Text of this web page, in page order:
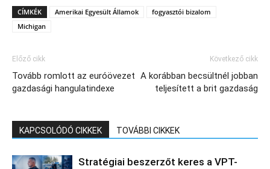
CÍMKÉK Amerikai Egyesült Államok
fogyasztói bizalom
Michigan
Előző cikk
Tovább romlott az euróövezet
gazdasági hangulatindexe
Következő cikk
A korábban becsültnél jobban
teljesített a brit gazdaság
KAPCSOLÓDÓ CIKKEK TOVÁBBI CIKKEK
Stratégiai beszerzőt keres a VPT-